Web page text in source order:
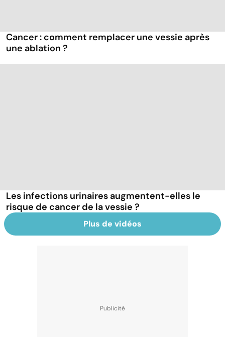
Cancer : comment remplacer une vessie après
une ablation ?
Les infections urinaires augmentent-elles le
risque de cancer de la vessie ?
Plus de vidéos